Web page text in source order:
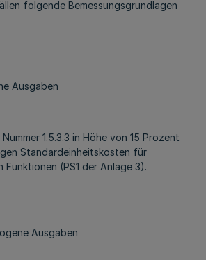
folgende Bemessungsgrundlagen
Ausgaben
1.5.3.3 in Höhe von 15 Prozent
Standardeinheitskosten für
Funktionen (PS1 der Anlage 3).
Ausgaben